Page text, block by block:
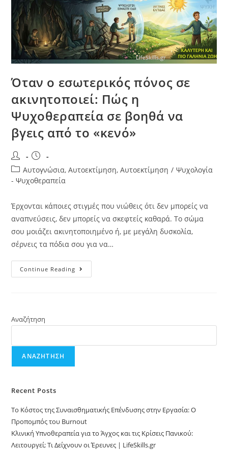
Όταν ο εσωτερικός πόνος σε
ακινητοποιεί: Πώς η
Ψυχοθεραπεία σε βοηθά να
βγεις από το «κενό»
Αυτογνώσια, Αυτοεκτίμηση, Αυτοεκτίμηση / Ψυχολογία
- Ψυχοθεραπεία
Έρχονται κάποιες στιγμές που νιώθεις ότι δεν μπορείς να
αναπνεύσεις, δεν μπορείς να σκεφτείς καθαρά. Το σώμα
σου μοιάζει ακινητοποιημένο ή, με μεγάλη δυσκολία,
σέρνεις τα πόδια σου για να…
Continue Reading
Αναζήτηση
ΑΝΑΖΉΤΗΣΗ
Recent Posts
Το Κόστος της Συναισθηματικής Επένδυσης στην Εργασία: Ο
Προπομπός του Burnout
Κλινική Υπνοθεραπεία για το Άγχος και τις Κρίσεις Πανικού:
Λειτουργεί; Τι Δείχνουν οι Έρευνες | LifeSkills.gr